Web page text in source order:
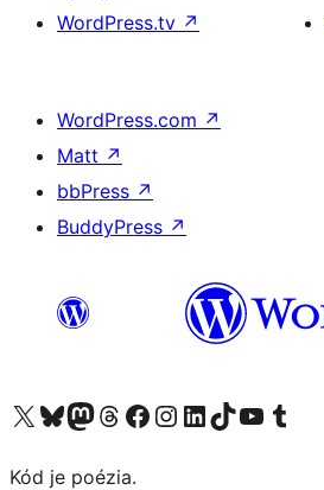
WordPress.tv ↗
WordPress.com ↗
Matt ↗
bbPress ↗
BuddyPress ↗
Navštívte náš účet na X (predtým Twitter)
Navštívte náš účet na platforme Bluesky
Navštívte náš účet na Mastodone
Navštívte náš účet na platforme Threads
Navštívte našu stránku na Facebooku
Navštívte náš účet Instagram
Navštívte náš účet LinkedIn
Navštívte náš účet na platforme TikTok
Navštívte náš kanál
Navštívte náš účet na
Kód je poézia.